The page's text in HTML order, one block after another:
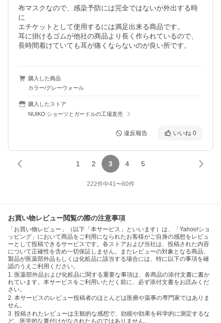
布マスクなので、感染予防には完全ではないが外出する時
に
エチケットとして使用するには満足出来る商品です。
耳に掛けるゴムが他社の商品より長く作られているので、
長時間着けていても耳が痛くならないのが良い所です。
購入した商品
カラー/グレーウォール
購入したストア
NUIKO ショーツとガードルの工場直売
違反報告 いいね 0
1 2 3 4 5
222件中41〜60件
お買い物レビュー閲覧の際の注意事項
「お買い物レビュー」（以下「本サービス」といいます）は、「Yahoo!ショ
ッピング」において商品をご利用になられたお客様がご自身の感想をレビュ
ーとして投稿できるサービスです。各ストアおよび当社は、投稿された内容
について正確性を含め一切保証しません。またレビューの対象となる商品、
製品が医薬部外品もしくは化粧品に該当する場合には、特に以下の事項を確
認のうえご利用ください。
1. 医薬部外品および化粧品に関する重要な事項は、各商品の添付文書に書か
れています。本サービスをご利用いただく前に、必ず添付文書をお読みくだ
さい。
2. 本サービスのレビュー投稿者のほとんどは医療や薬事の専門家ではありま
せん。
3. 投稿されたレビューは主観的な感想で、効能や効果を科学的に測定するな
ど、医学的な裏付けがなされたものではありません。